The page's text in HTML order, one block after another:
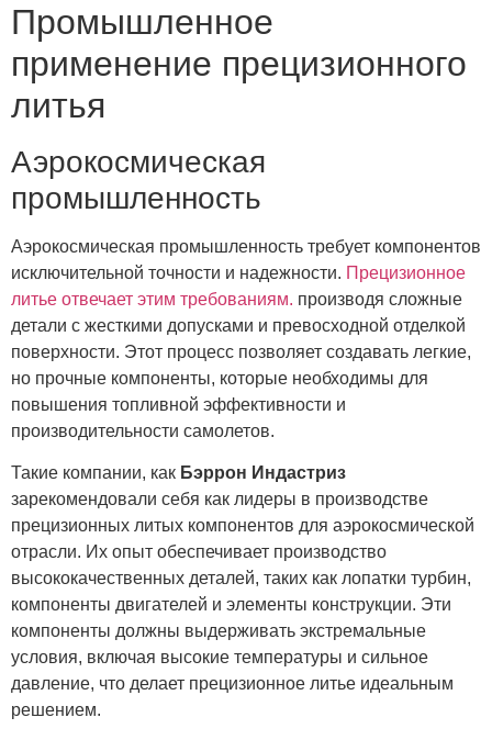
Промышленное
применение прецизионного
литья
Аэрокосмическая
промышленность
Аэрокосмическая промышленность требует компонентов
исключительной точности и надежности. Прецизионное
литье отвечает этим требованиям. производя сложные
детали с жесткими допусками и превосходной отделкой
поверхности. Этот процесс позволяет создавать легкие,
но прочные компоненты, которые необходимы для
повышения топливной эффективности и
производительности самолетов.
Такие компании, как Бэррон Индастриз
зарекомендовали себя как лидеры в производстве
прецизионных литых компонентов для аэрокосмической
отрасли. Их опыт обеспечивает производство
высококачественных деталей, таких как лопатки турбин,
компоненты двигателей и элементы конструкции. Эти
компоненты должны выдерживать экстремальные
условия, включая высокие температуры и сильное
давление, что делает прецизионное литье идеальным
решением.